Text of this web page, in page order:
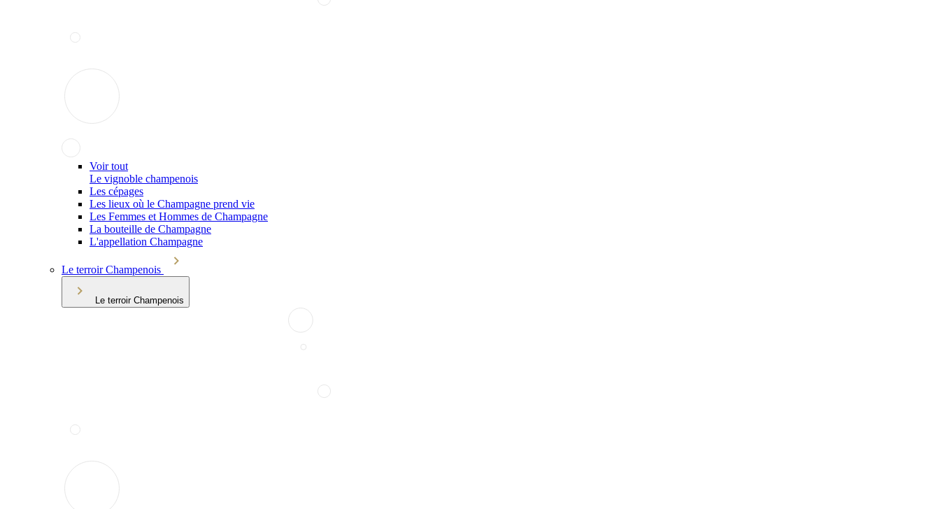
Voir tout
Le vignoble champenois
Les cépages
Les lieux où le Champagne prend vie
Les Femmes et Hommes de Champagne
La bouteille de Champagne
L'appellation Champagne
Le terroir Champenois
Le terroir Champenois